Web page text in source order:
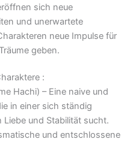
sich neue
und unerwartete
neue Impulse für
geben.
:
Hachi) – Eine naive und
in einer sich ständig
und Stabilität sucht.
und entschlossene